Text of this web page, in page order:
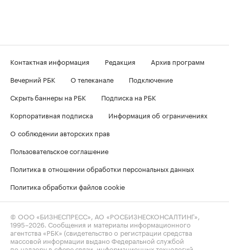
Контактная информация Редакция
Архив программ
Вечерний РБК
О телеканале
Подключение
Скрыть баннеры на РБК
Подписка на РБК
Корпоративная подписка
Информация об ограничениях
О соблюдении авторских прав
Пользовательское соглашение
Политика в отношении обработки персональных данных
Политика обработки файлов cookie
© ООО «БИЗНЕСПРЕСС», АО «РОСБИЗНЕСКОНСАЛТИНГ»,
1995–2026 . Сообщения и материалы информационного
агентства «РБК» (свидетельство о регистрации средства
массовой информации выдано Федеральной службой